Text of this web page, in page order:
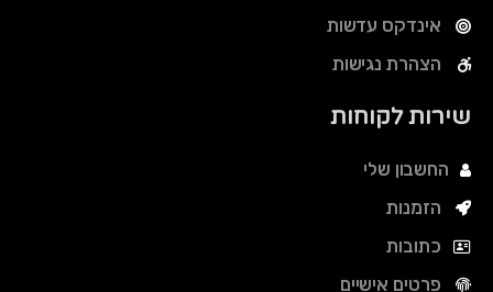
אינדקס עדשות
הצהרת נגישות
שירות לקוחות
החשבון שלי
הזמנות
כתובות
פרטים אישיים